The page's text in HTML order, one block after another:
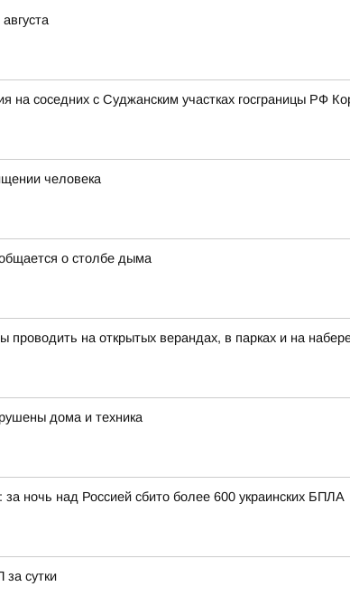
соседних с Суджанским участках госграницы РФ
человека
о столбе дыма
проводить на открытых верандах, в парках и на
дома и техника
ночь над Россией сбито более 600 украинских БПЛА
сутки